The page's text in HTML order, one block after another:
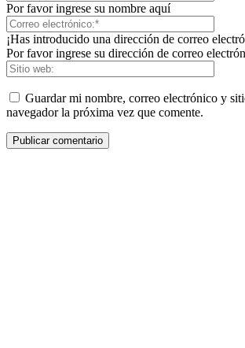
Por favor ingrese su nombre aquí
¡Has introducido una dirección de correo
Por favor ingrese su dirección de correo
Guardar mi nombre, correo electrónico y
navegador la próxima vez que comente.